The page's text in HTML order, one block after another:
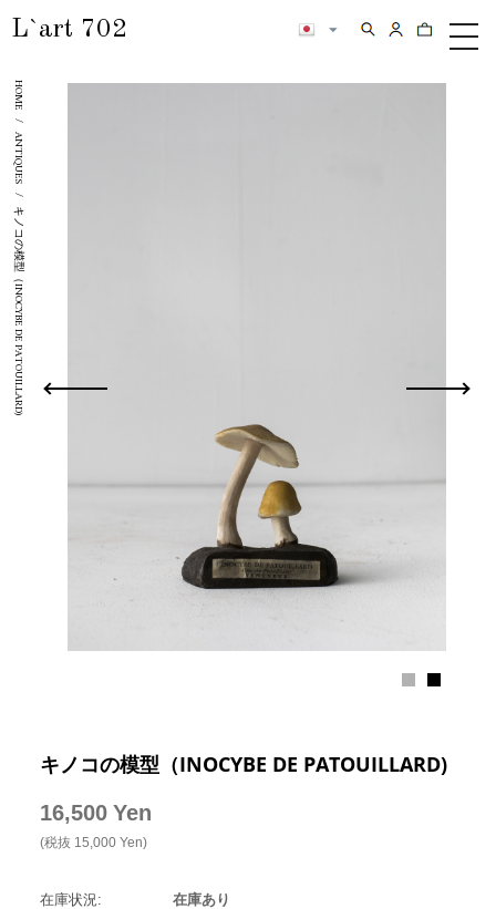
L`art 702
メ
検索 カートの内
HOME
/
ANTIQUES
/
キノコの模型（INOCYBE DE PATOUILLARD)
キノコの模型（INOCYBE DE PATOUILLARD)
16,500 Yen
(税抜 15,000 Yen)
在庫状況: 在庫あり